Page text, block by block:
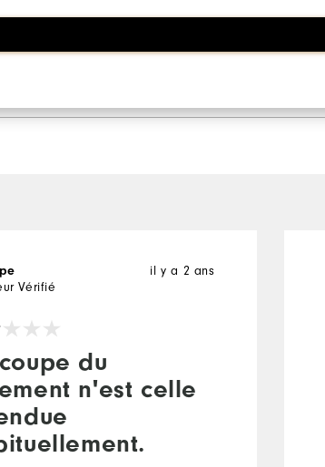
du
n'est celle
il y a 2 ans
Vérifié